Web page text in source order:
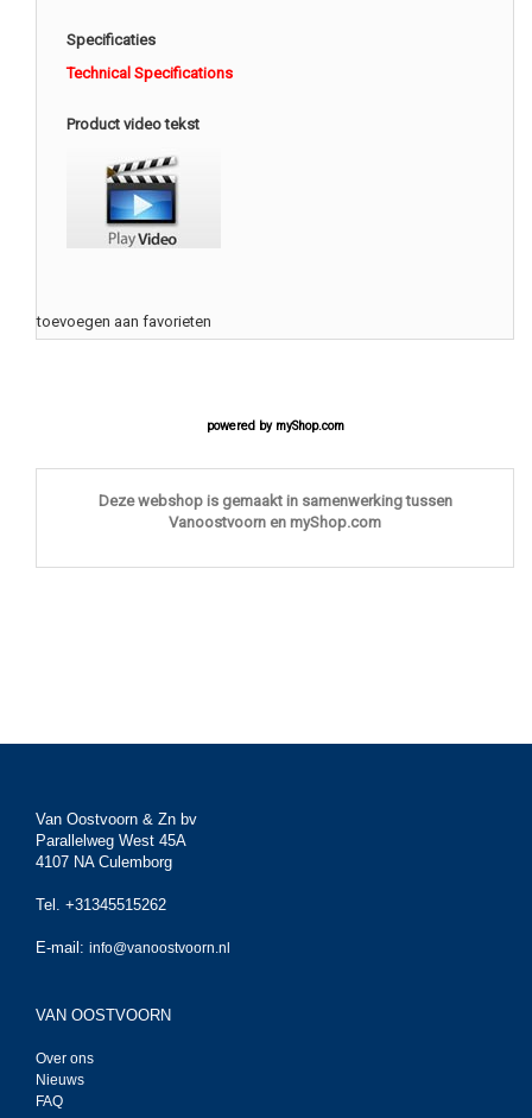
Specificaties
Technical Specifications
Product video tekst
toevoegen aan favorieten
powered by myShop.com
Deze webshop is gemaakt in samenwerking tussen
Vanoostvoorn en myShop.com
Van Oostvoorn & Zn bv
Parallelweg West 45A
4107 NA Culemborg
Tel. +31345515262
E-mail: info@vanoostvoorn.nl
VAN OOSTVOORN
Over ons
Nieuws
FAQ